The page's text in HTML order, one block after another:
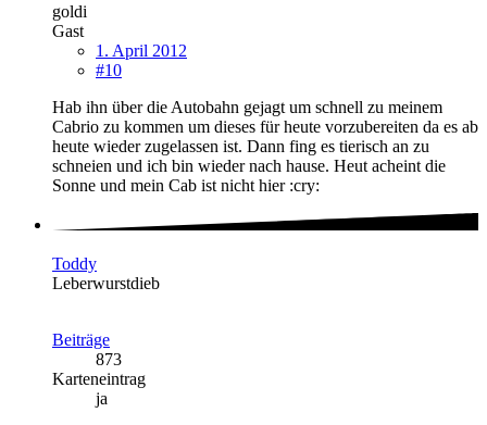
goldi
Gast
1. April 2012
#10
Hab ihn über die Autobahn gejagt um schnell zu meinem
Cabrio zu kommen um dieses für heute vorzubereiten da es ab
heute wieder zugelassen ist. Dann fing es tierisch an zu
schneien und ich bin wieder nach hause. Heut acheint die
Sonne und mein Cab ist nicht hier :cry:
Toddy
Leberwurstdieb
Beiträge
873
Karteneintrag
ja